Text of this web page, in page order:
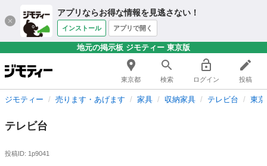
アプリならお得な情報を見逃さない！
インストール アプリで開く
地元の掲示板 ジモティー 東京版
東京都 検索 ログイン 投稿
ジモティー 売ります・あげます 家具 収納家具 テレビ台 東
テレビ台
投稿ID: 1p9041